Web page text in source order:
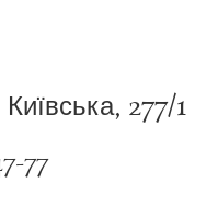
277/1
77